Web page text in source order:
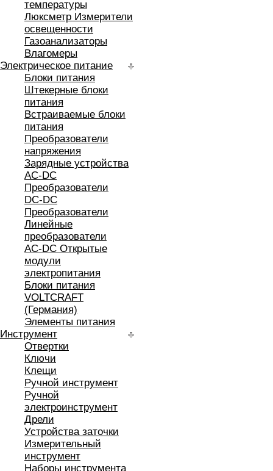
температуры
Люксметр Измерители
освещенности
Газоанализаторы
Влагомеры
Электрическое питание
Блоки питания
Штекерные блоки
питания
Встраиваемые блоки
питания
Преобразователи
напряжения
Зарядные устройства
AC-DC
Преобразователи
DC-DC
Преобразователи
Линейные
преобразователи
AC-DC Открытые
модули
электропитания
Блоки питания
VOLTCRAFT
(Германия)
Элементы питания
Инструмент
Отвертки
Ключи
Клещи
Ручной инструмент
Ручной
электроинструмент
Дрели
Устройства заточки
Измерительный
инструмент
Наборы инструмента